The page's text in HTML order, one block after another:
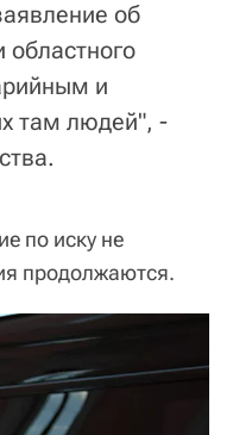
об
и
там людей", -
по иску не
продолжаются.